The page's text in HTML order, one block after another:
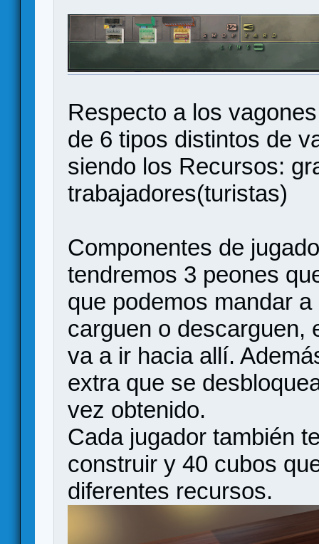
Respecto a los
de 6 tipos distintos de
siendo los Recursos:
trabajadores(turistas)
Componentes de
tendremos 3 peones
que podemos mandar
carguen o descarguen,
va a ir hacia allí.
extra que se
vez obtenido.
Cada jugador también
construir y 40 cubos
diferentes recursos.